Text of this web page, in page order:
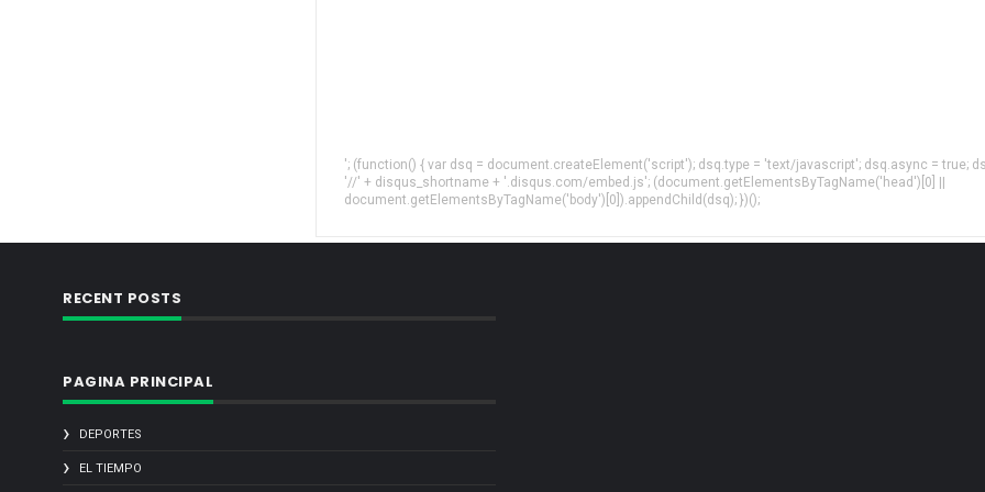
'; (function() { var dsq = document.createElement('script'); dsq.type = 'text/javascript'; dsq.async = true;
'//' + disqus_shortname + '.disqus.com/embed.js'; (document.getElementsByTagName('head')[0] ||
document.getElementsByTagName('body')[0]).appendChild(dsq); })();
RECENT POSTS
PAGINA PRINCIPAL
DEPORTES
EL TIEMPO